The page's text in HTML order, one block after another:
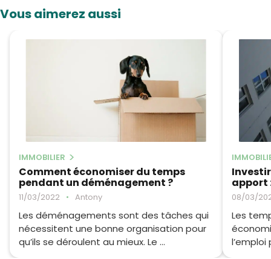
Vous aimerez aussi
IMMOBILIER
Comment économiser du temps
pendant un déménagement ?
11/03/2022 • Antony
Les déménagements sont des tâches qui
nécessitent une bonne organisation pour
qu’ils se déroulent au mieux. Le ...
apport
08/03/
Les